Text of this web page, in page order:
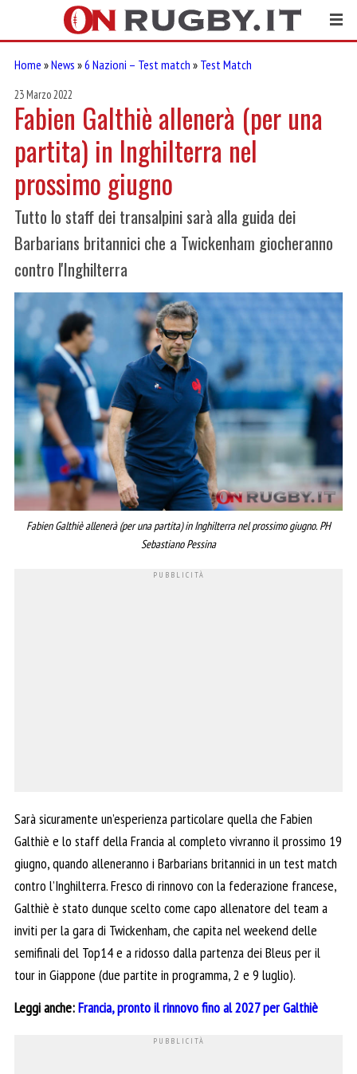
Home »News »6 Nazioni – Test match » Test Match
23 Marzo 2022
Fabien Galthiè allenerà (per una
partita) in Inghilterra nel
prossimo giugno
Tutto lo staff dei transalpini sarà alla guida dei
Barbarians britannici che a Twickenham giocheranno
contro l'Inghilterra
Fabien Galthiè allenerà (per una partita) in Inghilterra nel prossimo giugno. PH
Sebastiano Pessina
Sarà sicuramente un’esperienza particolare quella che Fabien
Galthiè e lo staff della Francia al completo vivranno il prossimo 19
giugno, quando alleneranno i Barbarians britannici in un test match
contro l’Inghilterra. Fresco di rinnovo con la federazione francese,
Galthiè è stato dunque scelto come capo allenatore del team a
inviti per la gara di Twickenham, che capita nel weekend delle
semifinali del Top14 e a ridosso dalla partenza dei Bleus per il
tour in Giappone (due partite in programma, 2 e 9 luglio).
Leggi anche:Francia, pronto il rinnovo fino al 2027 per Galthiè